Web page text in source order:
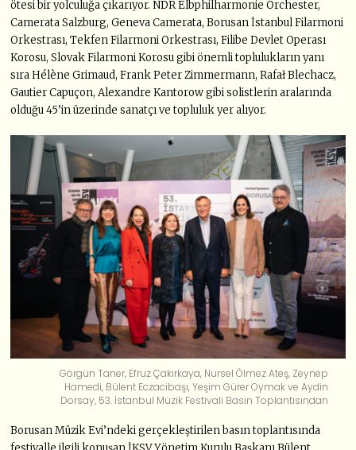
ötesi bir yolculuğa çıkarıyor. NDR Elbphilharmonie Orchester,
Camerata Salzburg, Geneva Camerata, Borusan İstanbul Filarmoni
Orkestrası, Tekfen Filarmoni Orkestrası, Filibe Devlet Operası
Korosu, Slovak Filarmoni Korosu gibi önemli toplulukların yanı
sıra Hélène Grimaud, Frank Peter Zimmermann, Rafał Blechacz,
Gautier Capuçon, Alexandre Kantorow gibi solistlerin aralarında
olduğu 45’in üzerinde sanatçı ve topluluk yer alıyor.
Görgün Taner, Efruz Çakırkaya, Nursel Ölmez Ateş, Zeynep
Hamedi, Bülent Eczacibaşı, Yeşim Gürer Oymak ve Aydin
Dorsay, 53. İstanbul Müzik Festivali Basın Toplantısından
Borusan Müzik Evi’ndeki gerçekleştirilen basın toplantısında